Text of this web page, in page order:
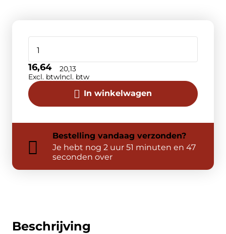
Beschrijving
In winkelwagen
16,64
Excl. btw
20,13
Incl. btw
Bestelling vandaag verzonden?
Je hebt nog 2 uur 51 minuten en 47
seconden over